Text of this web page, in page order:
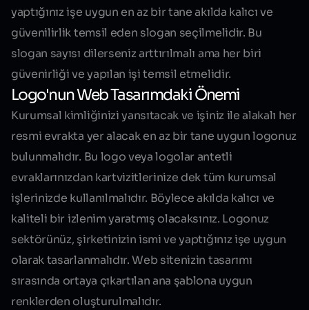
yaptığınız işe uygun en az bir tane akılda kalıcı ve
güvenilirlik temsil eden slogan seçilmelidir. Bu
slogan sayısı dilerseniz arttırılmalı ama her biri
güvenirliği ve yapılan işi temsil etmelidir.
Logo'nun Web Tasarımdaki Önemi
Kurumsal kimliğinizi yansıtacak ve işiniz ile alakalı her
resmi evrakta yer alacak en az bir tane uygun logonuz
bulunmalıdır. Bu logo veya logolar antetli
evraklarınızdan kartvizitlerinize dek tüm kurumsal
işlerinizde kullanılmalıdır. Böylece akılda kalıcı ve
kaliteli bir izlenim yaratmış olacaksınız. Logonuz
sektörünüz, şirketinizin ismi ve yaptığınız işe uygun
olarak tasarlanmalıdır. Web sitenizin tasarımı
sırasında ortaya çıkartılan ana şablona uygun
renklerden oluşturulmalıdır.